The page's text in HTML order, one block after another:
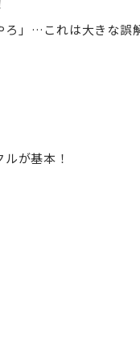
ろ」…これは大きな誤
が基本！